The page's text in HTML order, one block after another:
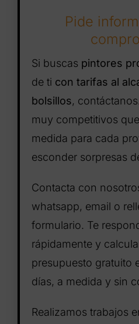
Pide
Si buscas pintores
de ti con tarifas al
bolsillos,
muy competitivos
medida para cada
esconder sorpresas
Contacta con
whatsapp, email o
formulario. Te
rápidamente y
presupuesto gratuito
días, a medida y sin
Realizamos trabajos